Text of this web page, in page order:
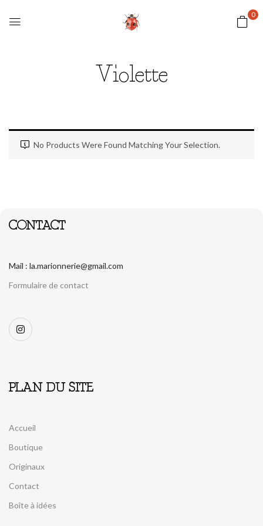
0
Violette
No Products Were Found Matching Your Selection.
CONTACT
Mail : la.marionnerie@gmail.com
Formulaire de contact
PLAN DU SITE
Accueil
Boutique
Originaux
Contact
Boîte à idées